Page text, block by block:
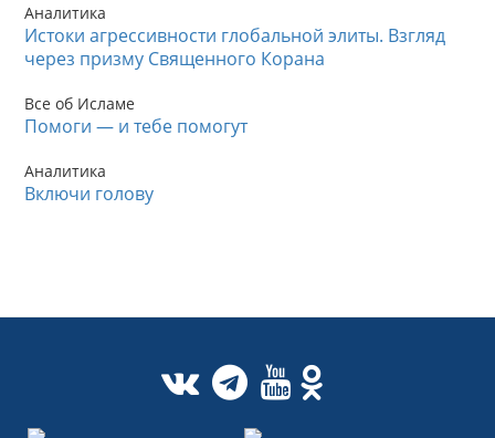
Аналитика
Истоки агрессивности глобальной элиты. Взгляд
через призму Священного Корана
Все об Исламе
Помоги — и тебе помогут
Аналитика
Включи голову